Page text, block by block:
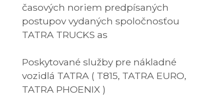
časových noriem predpísaných
postupov vydaných spoločnosťou
TATRA TRUCKS as
Poskytované služby pre nákladné
vozidlá TATRA ( T815, TATRA EURO,
TATRA PHOENIX )